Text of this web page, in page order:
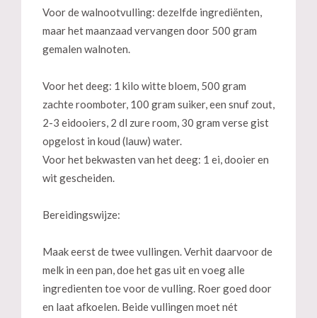
Voor de walnootvulling: dezelfde ingrediënten,
maar het maanzaad vervangen door 500 gram
gemalen walnoten.
Voor het deeg: 1 kilo witte bloem, 500 gram
zachte roomboter, 100 gram suiker, een snuf zout,
2-3 eidooiers, 2 dl zure room, 30 gram verse gist
opgelost in koud (lauw) water.
Voor het bekwasten van het deeg: 1 ei, dooier en
wit gescheiden.
Bereidingswijze:
Maak eerst de twee vullingen. Verhit daarvoor de
melk in een pan, doe het gas uit en voeg alle
ingredienten toe voor de vulling. Roer goed door
en laat afkoelen. Beide vullingen moet nét